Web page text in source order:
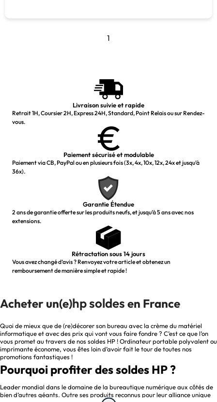
1
Livraison suivie et rapide
Retrait 1H, Coursier 2H, Express 24H, Standard, Point Relais ou sur Rendez-
vous.
Paiement sécurisé et modulable
Paiement via CB, PayPal ou en plusieurs fois (3x, 4x, 10x, 12x, 24x et jusqu’à
36x).
Garantie Étendue
2 ans de garantie offerte sur les produits neufs, et jusqu’à 5 ans avec nos
extensions.
Rétractation sous 14 jours
Vous avez changé d’avis ? Renvoyez votre article et obtenez un
remboursement de manière simple et rapide !
Acheter un(e)hp soldes en France
Quoi de mieux que de (re)décorer son bureau avec la crème du matériel
informatique et avec des prix qui vont vous faire fondre ? C’est ce que l’on
vous promet au travers de nos soldes HP ! Ordinateur portable polyvalent ou
imprimante économe, vous êtes loin d’avoir fait le tour de toutes nos
promotions fantastiques !
Pourquoi profiter des soldes HP ?
Leader mondial dans le domaine de la bureautique numérique aux côtés de
bien d’autres géants. Outre ses produits reconnus pour leur alliance unique